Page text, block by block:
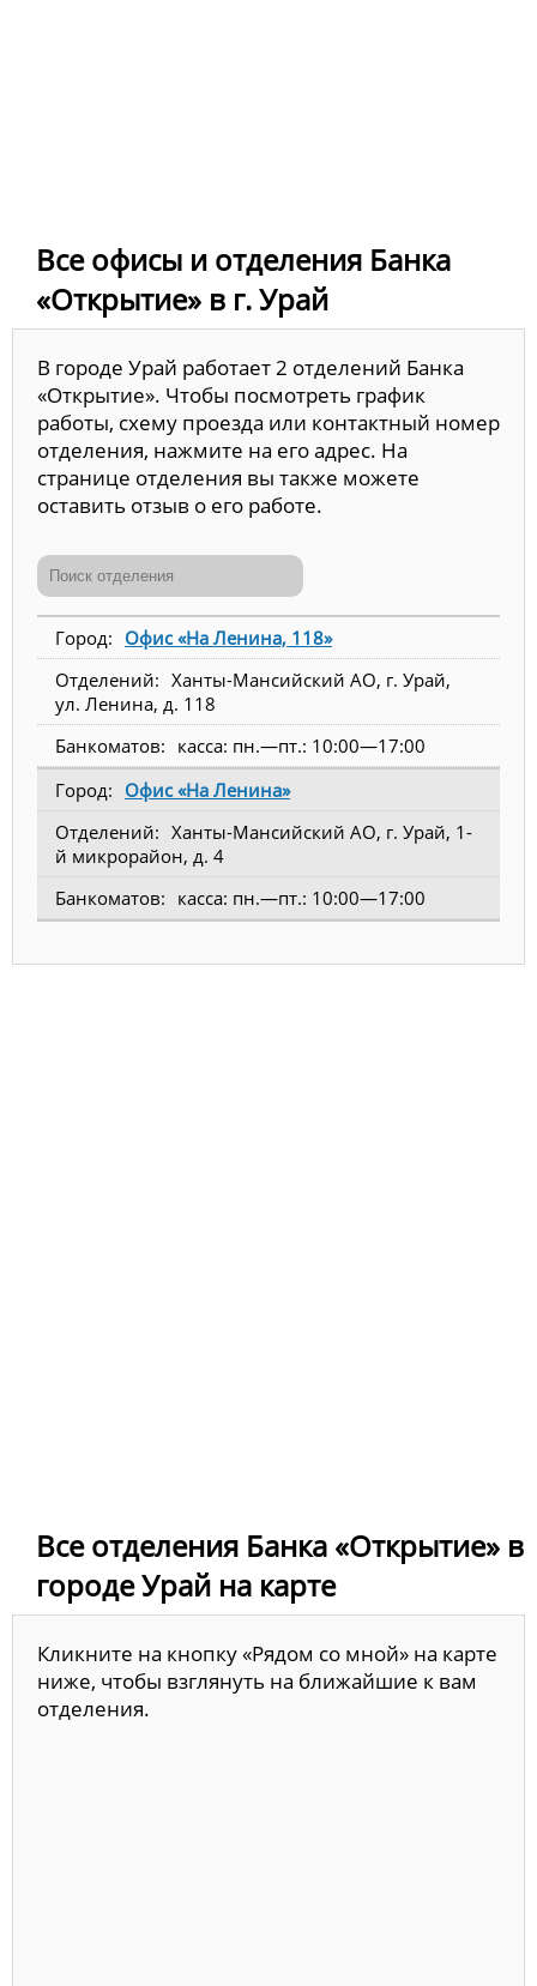
Все офисы и отделения Банка
«Открытие» в г. Урай
В городе Урай работает 2 отделений Банка
«Открытие». Чтобы посмотреть график
работы, схему проезда или контактный номер
отделения, нажмите на его адрес. На
странице отделения вы также можете
оставить отзыв о его работе.
Офис «На Ленина, 118»
Ханты-Мансийский АО, г. Урай,
ул. Ленина, д. 118
касса: пн.—пт.: 10:00—17:00
Офис «На Ленина»
Ханты-Мансийский АО, г. Урай, 1-
й микрорайон, д. 4
касса: пн.—пт.: 10:00—17:00
Все отделения Банка «Открытие» в
городе Урай на карте
Кликните на кнопку «Рядом со мной» на карте
ниже, чтобы взглянуть на ближайшие к вам
отделения.